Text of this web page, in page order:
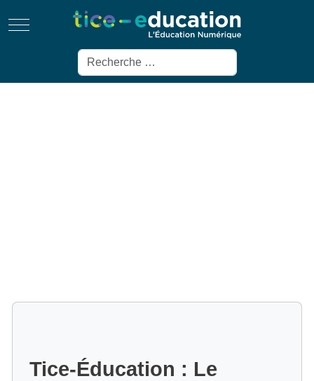
Mobile Menu Toggle
Rechercher
Tice-Éducation : Le